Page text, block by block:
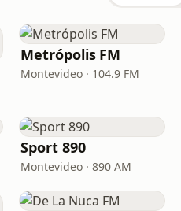
Metrópolis FM
Montevideo · 104.9 FM
Sport 890
Montevideo · 890 AM